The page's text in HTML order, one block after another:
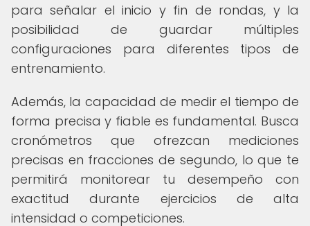
para señalar el inicio y fin de rondas, y la
posibilidad de guardar múltiples
configuraciones para diferentes tipos de
entrenamiento.
Además, la capacidad de medir el tiempo de
forma precisa y fiable es fundamental. Busca
cronómetros que ofrezcan mediciones
precisas en fracciones de segundo, lo que te
permitirá monitorear tu desempeño con
exactitud durante ejercicios de alta
intensidad o competiciones.